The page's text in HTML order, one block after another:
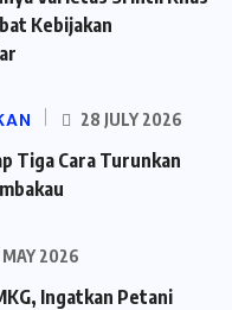
Kebijakan
28 JULY 2026
Tiga Cara Turunkan
MAY 2026
Ingatkan Petani